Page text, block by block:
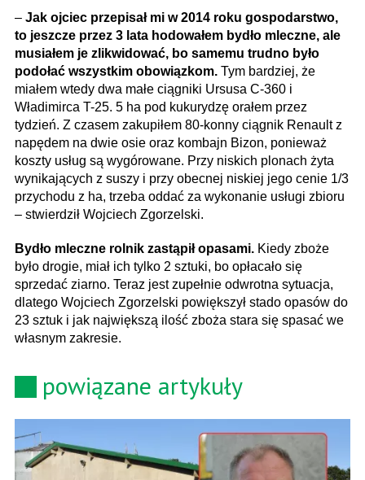
– Jak ojciec przepisał mi w 2014 roku gospodarstwo,
to jeszcze przez 3 lata hodowałem bydło mleczne, ale
musiałem je zlikwidować, bo samemu trudno było
podołać wszystkim obowiązkom. Tym bardziej, że
miałem wtedy dwa małe ciągniki Ursusa C-360 i
Władimirca T-25. 5 ha pod kukurydzę orałem przez
tydzień. Z czasem zakupiłem 80-konny ciągnik Renault z
napędem na dwie osie oraz kombajn Bizon, ponieważ
koszty usług są wygórowane. Przy niskich plonach żyta
wynikających z suszy i przy obecnej niskiej jego cenie 1/3
przychodu z ha, trzeba oddać za wykonanie usługi zbioru
– stwierdził Wojciech Zgorzelski.
Bydło mleczne rolnik zastąpił opasami. Kiedy zboże
było drogie, miał ich tylko 2 sztuki, bo opłacało się
sprzedać ziarno. Teraz jest zupełnie odwrotna sytuacja,
dlatego Wojciech Zgorzelski powiększył stado opasów do
23 sztuk i jak największą ilość zboża stara się spasać we
własnym zakresie.
powiązane artykuły